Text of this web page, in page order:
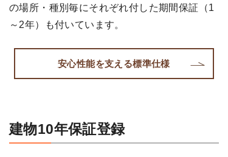
の場所・種別毎にそれぞれ付した期間保証（1
～2年）も付いています。
安心性能を支える標準仕様
建物10年保証登録